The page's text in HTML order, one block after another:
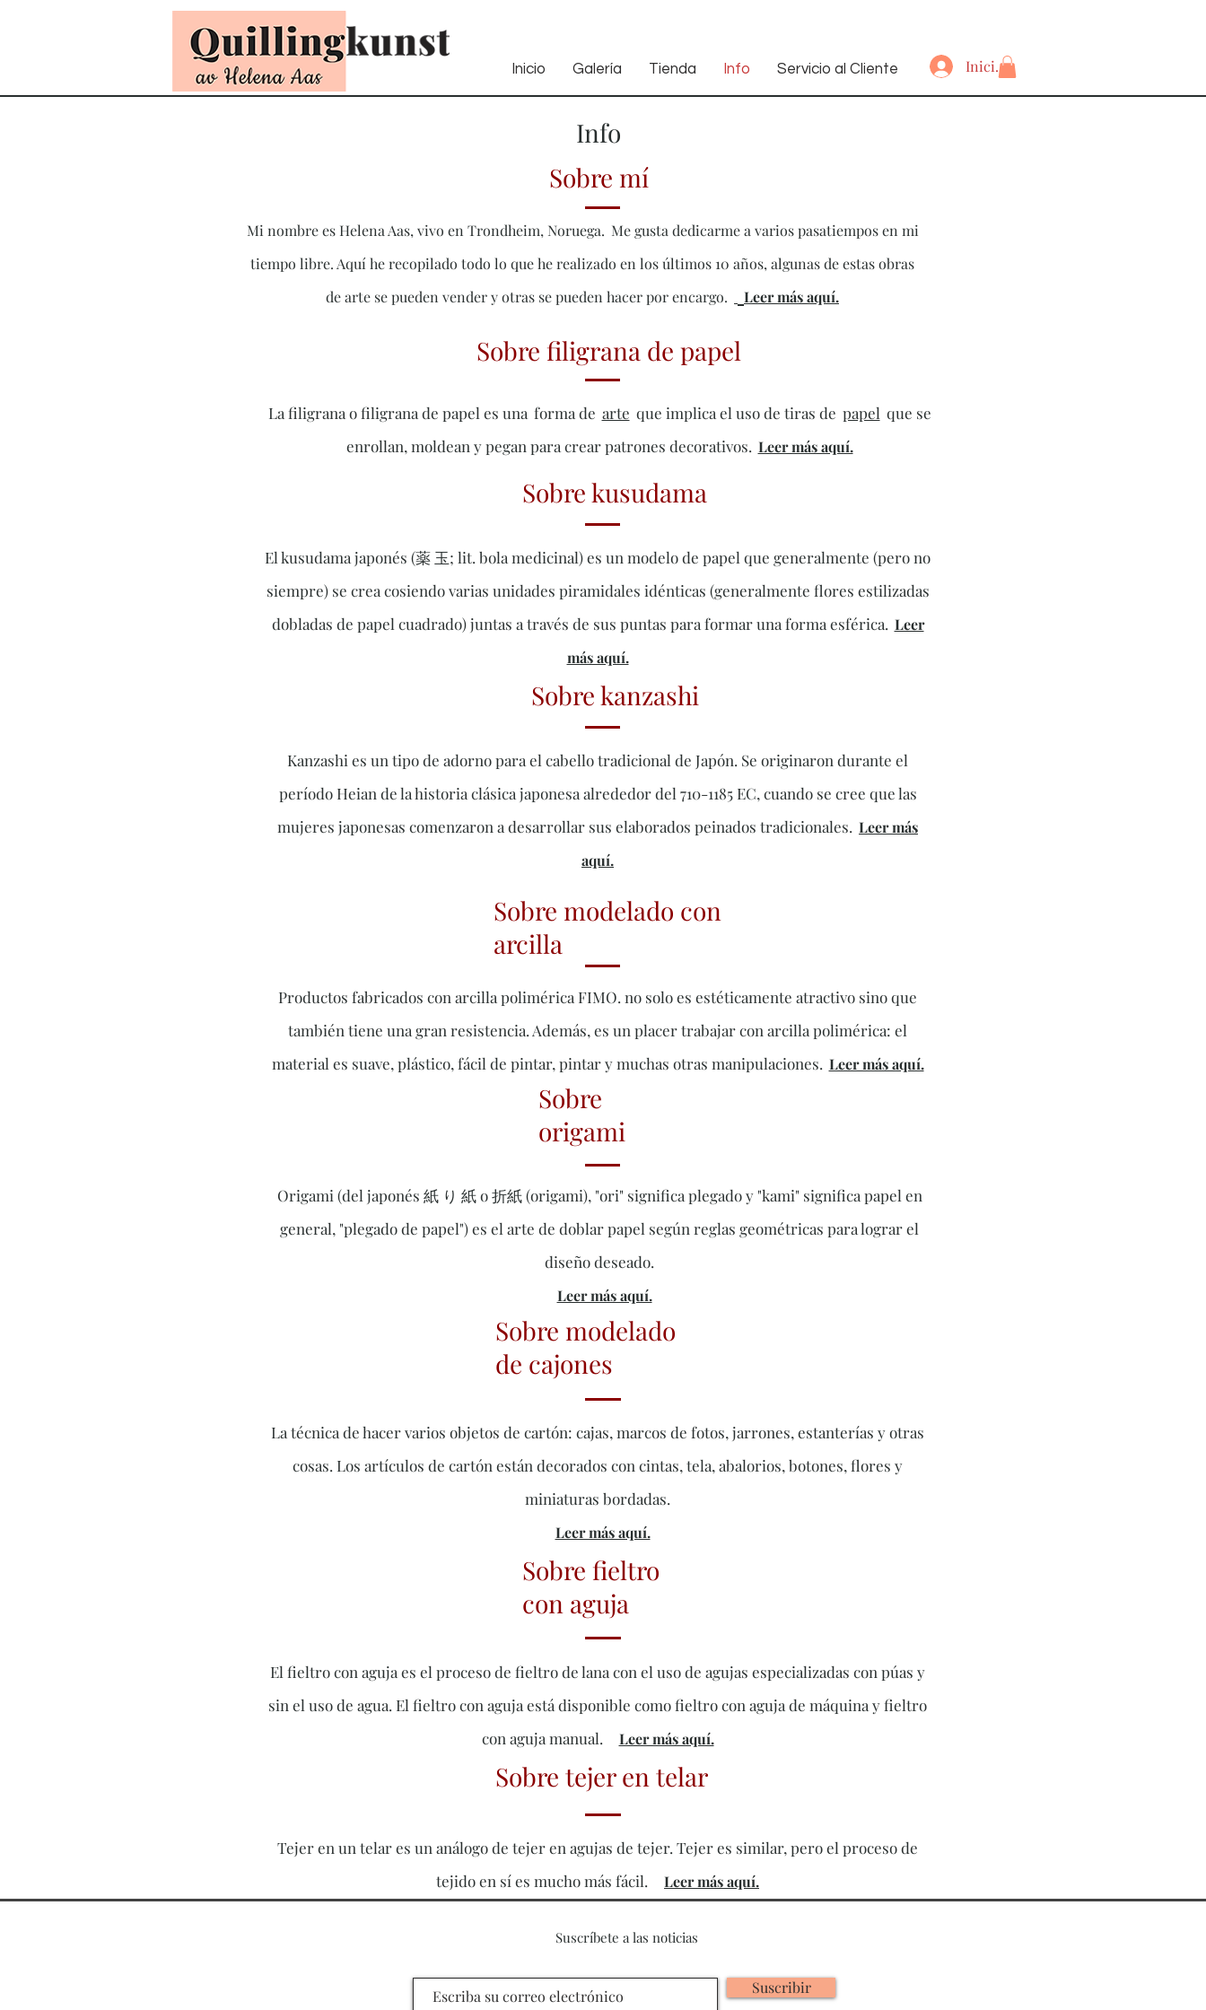
Inicio Galería Tienda Info Servicio al Cliente Iniciar sesión
Info
Sobre mí
Mi nombre es Helena Aas, vivo en Trondheim, Noruega. Me gusta dedicarme a varios pasatiempos en mi
tiempo libre. Aquí he recopilado todo lo que he realizado en los últimos 10 años, algunas de estas obras
de arte se pueden vender y otras se pueden hacer por encargo.
Leer más aquí.
Sobre filigrana de papel
La filigrana o filigrana de papel es una forma de arte que implica el uso de tiras de papel que se
enrollan, moldean y pegan para crear patrones decorativos. Leer más aquí.
Sobre kusudama
El kusudama japonés (薬 玉; lit. bola medicinal) es un modelo de papel que generalmente (pero no
siempre) se crea cosiendo varias unidades piramidales idénticas (generalmente flores estilizadas
dobladas de papel cuadrado) juntas a través de sus puntas para formar una forma esférica. Leer
más aquí.
Sobre kanzashi
Kanzashi es un tipo de adorno para el cabello tradicional de Japón. Se originaron durante el
período Heian de la historia clásica japonesa alrededor del 710-1185 EC, cuando se cree que las
mujeres japonesas comenzaron a desarrollar sus elaborados peinados tradicionales. Leer más
aquí.
Sobre modelado con
arcilla
Productos fabricados con arcilla polimérica FIMO. no solo es estéticamente atractivo sino que
también tiene una gran resistencia. Además, es un placer trabajar con arcilla polimérica: el
material es suave, plástico, fácil de pintar, pintar y muchas otras manipulaciones. Leer más aquí.
Sobre
origami
Origami (del japonés 紙 り 紙 o 折紙 (origami), "ori" significa plegado y "kami" significa papel en
general, "plegado de papel") es el arte de doblar papel según reglas geométricas para lograr el
diseño deseado.
Leer más aquí.
Sobre modelado
de cajones
La técnica de hacer varios objetos de cartón: cajas, marcos de fotos, jarrones, estanterías y otras
cosas. Los artículos de cartón están decorados con cintas, tela, abalorios, botones, flores y
miniaturas bordadas.
Leer más aquí.
Sobre fieltro
con aguja
El fieltro con aguja es el proceso de fieltro de lana con el uso de agujas especializadas con púas y
sin el uso de agua. El fieltro con aguja está disponible como fieltro con aguja de máquina y fieltro
con aguja manual.
Leer más aquí.
Sobre tejer en telar
Tejer en un telar es un análogo de tejer en agujas de tejer. Tejer es similar, pero el proceso de
tejido en sí es mucho más fácil.
Leer más aquí.
Suscríbete a las noticias
Suscribir